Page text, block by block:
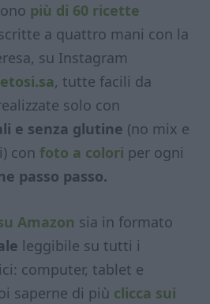
più di 60 ricette
a quattro mani con la
su Instagram
, tutte facili da
solo con
e senza glutine (no mix e
con foto a colori per ogni
passo passo.
Amazon sia in formato
leggibile su tutti i
computer, tablet e
saperne di più clicca sui